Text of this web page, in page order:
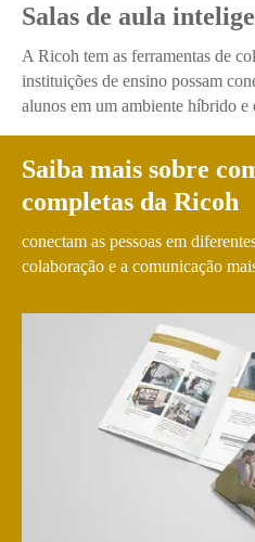
Salas de aula
A Ricoh tem as ferramentas de
instituições de ensino possam
alunos em um ambiente híbrido e
Saiba mais sobre
completas da Ricoh
conectam as pessoas em
colaboração e a comunicação